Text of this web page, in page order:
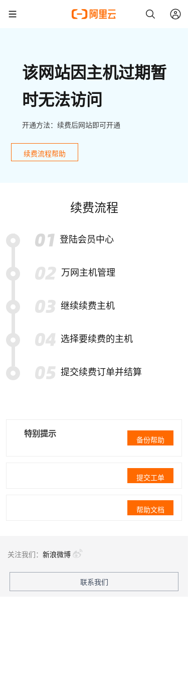
该网站因主机过期暂
时无法访问
开通方法：续费后网站即可开通
续费流程帮助
续费流程
登陆会员中心
万网主机管理
继续续费主机
选择要续费的主机
提交续费订单并结算
特别提示
备份帮助
提交工单
帮助文档